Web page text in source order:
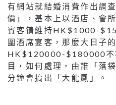
有網站就結婚消費作出調
價」，基本上以酒店、會
賓客锖維持HK$1000-
圍酒席宴客，那麼大日子
HK$120000-$180000不
目，如何處理，由誰「落
分鐘會搞出「大龍鳳」。